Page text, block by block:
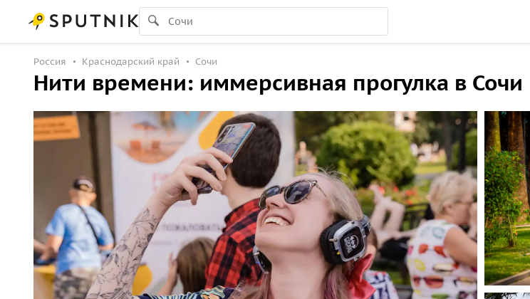
Россия Краснодарский край Сочи
Нити времени: иммерсивная прогулка в Сочи